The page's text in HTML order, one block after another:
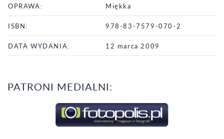
OPRAWA: Miękka
ISBN: 978-83-7579-070-2
DATA WYDANIA: 12 marca 2009
PATRONI MEDIALNI: